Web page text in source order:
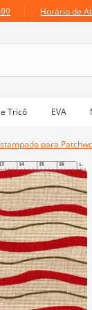
Horário de
Tricô EVA
para